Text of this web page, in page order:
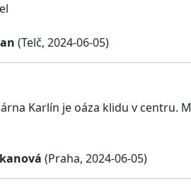
(Telč, 2024-06-05)
Karlín je oáza klidu v centru.
(Praha, 2024-06-05)